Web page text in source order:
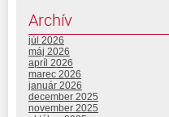
Archív
júl 2026
máj 2026
apríl 2026
marec 2026
január 2026
december 2025
november 2025